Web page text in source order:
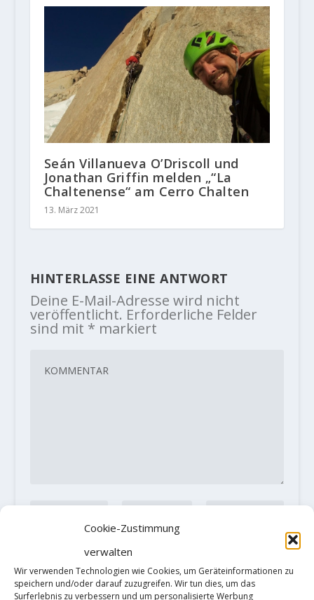
Cookie-Zustimmung
verwalten
Wir verwenden Technologien wie Cookies, um Geräteinformationen zu
speichern und/oder darauf zuzugreifen. Wir tun dies, um das
Surferlebnis zu verbessern und um personalisierte Werbung
Seán Villanueva O’Driscoll und
Jonathan Griffin melden „“La
Chaltenense“ am Cerro Chalten
13. März 2021
HINTERLASSE EINE ANTWORT
Deine E-Mail-Adresse wird nicht
veröffentlicht. Erforderliche Felder
sind mit * markiert
Diese Website verwendet Akismet, um